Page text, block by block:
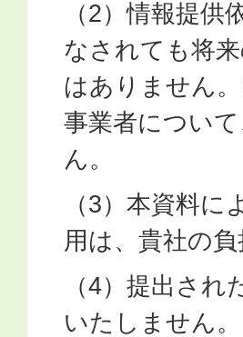
（2）情報提
なされても将
はありません
事業者につい
ん。
（3）本資料
用は、貴社の
（4）提出さ
いたしません。